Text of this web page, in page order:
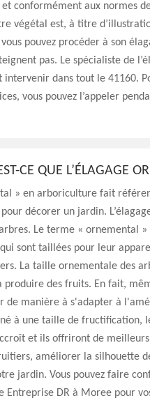
conformément aux normes
végétal est, à titre
pouvez procéder à son
pas. Le spécialiste de
intervenir dans tout le 41160.
vous pouvez l’appeler
CE QUE L’ÉLAGAGE
» en arboriculture fait
décorer un jardin.
Le terme « ornemental
sont taillées pour leur
La taille ornementale des
produire des fruits. En fait,
de manière à s'adapter à
à une taille de fructification,
et ils offriront de
améliorer la silhouette
jardin. Vous pouvez faire
Entreprise DR à Moree pour